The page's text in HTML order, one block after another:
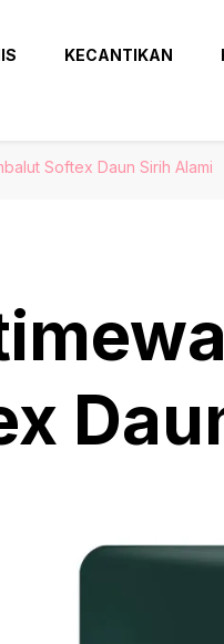
KECANTIKAN
Softex Daun Sirih Alami